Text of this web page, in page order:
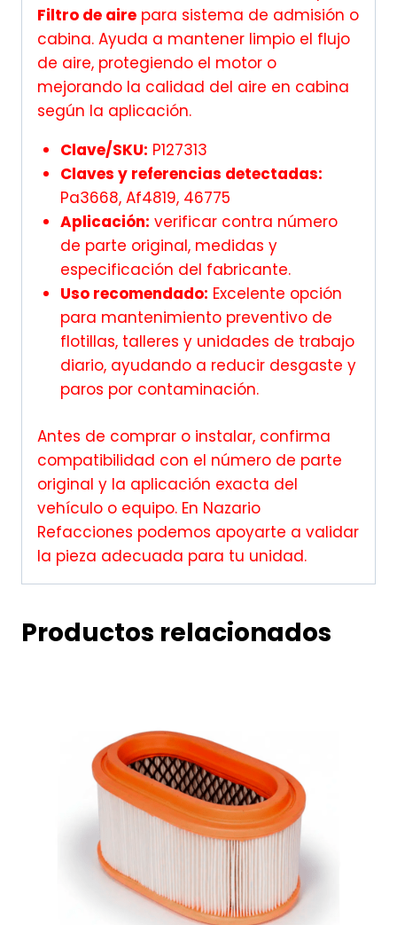
Filtro de aire para sistema de admisión o
cabina. Ayuda a mantener limpio el flujo
de aire, protegiendo el motor o
mejorando la calidad del aire en cabina
según la aplicación.
Clave/SKU: P127313
Claves y referencias detectadas:
Pa3668, Af4819, 46775
Aplicación: verificar contra número
de parte original, medidas y
especificación del fabricante.
Uso recomendado: Excelente opción
para mantenimiento preventivo de
flotillas, talleres y unidades de trabajo
diario, ayudando a reducir desgaste y
paros por contaminación.
Antes de comprar o instalar, confirma
compatibilidad con el número de parte
original y la aplicación exacta del
vehículo o equipo. En Nazario
Refacciones podemos apoyarte a validar
la pieza adecuada para tu unidad.
Productos relacionados